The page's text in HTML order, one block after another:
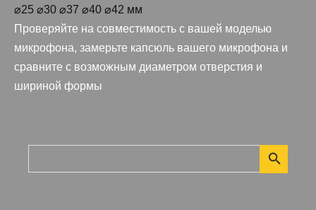
⌀25 ⌀30 ⌀37 ⌀40 ⌀42 мм
Проверяйте на совместимость с вашей моделью
микрофона, замерьте капсюль вашего микрофона и
сравните с возможным диаметром отверстия и
шириной формы